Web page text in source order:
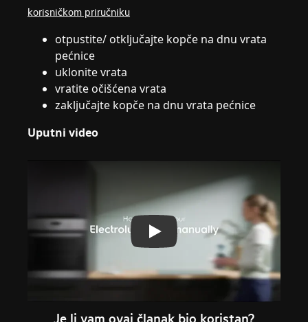
korisničkom priručniku
otpustite/ otključajte kopče na dnu vrata
pećnice
uklonite vrata
vratite očišćena vrata
zaključajte kopče na dnu vrata pećnice
Uputni video
Play
Je li vam ovaj članak bio koristan?